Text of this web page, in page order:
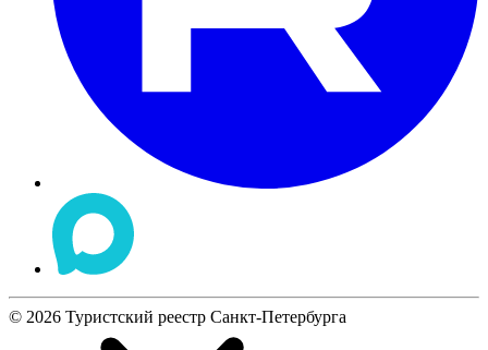
© 2026 Туристский реестр Санкт-Петербурга